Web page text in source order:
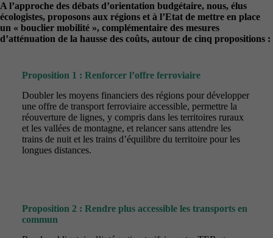
A l’approche des débats d’orientation budgétaire, nous, élus
écologistes, proposons aux régions et à l’Etat de mettre en place
un « bouclier mobilité », complémentaire des mesures
d’atténuation de la hausse des coûts, autour de cinq propositions :
Proposition 1 : Renforcer l’offre ferroviaire
Doubler les moyens financiers des régions pour développer
une offre de transport ferroviaire accessible, permettre la
réouverture de lignes, y compris dans les territoires ruraux
et les vallées de montagne, et relancer sans attendre les
trains de nuit et les trains d’équilibre du territoire pour les
longues distances.
Proposition 2 : Rendre plus accessible les transports en
commun